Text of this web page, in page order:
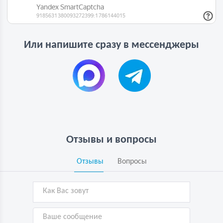
Или напишите сразу в мессенджеры
Отзывы и вопросы
Отзывы Вопросы